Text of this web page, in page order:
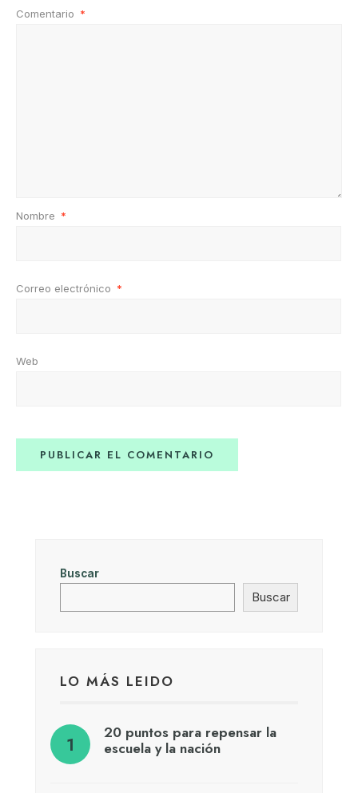
Comentario *
Nombre *
Correo electrónico *
Web
Buscar
Buscar
LO MÁS LEIDO
20 puntos para repensar la
escuela y la nación